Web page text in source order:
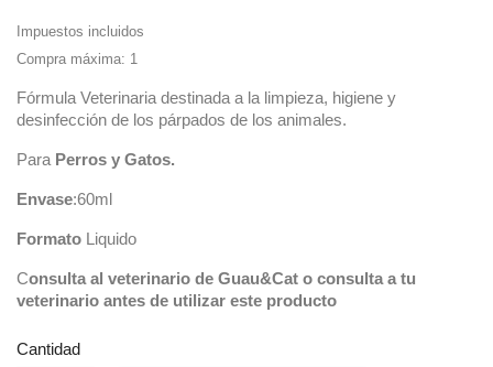
Impuestos incluidos
Compra máxima: 1
Fórmula Veterinaria destinada a la limpieza, higiene y
desinfección de los párpados de los animales.
Para Perros y Gatos.
Envase:60ml
Formato Liquido
Consulta al veterinario de Guau&Cat o consulta a tu
veterinario antes de utilizar este producto
Cantidad